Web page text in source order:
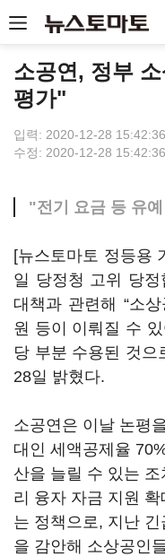
소공연, 정부
평가"
입력: 2020-12-28 15:42:36
수정: 2020-12-28 15:42:36
"전기 요금 등 유
[뉴스토마토 정등용
일 당정청 고위 당
대책과 관련해 “소
원 등이 이뤄질 수
당 부분 수용된 것으
28일 밝혔다.
소공연은 이날 논평
대인 세액공제율
산을 늘릴 수 있는
리 융자 자금 지원
는 정책으로, 지난
을 감안해 소상공인